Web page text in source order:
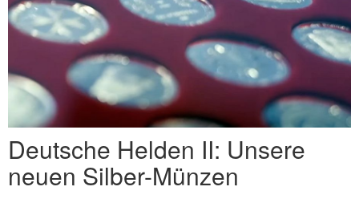
Deutsche Helden II: Unsere
neuen Silber-Münzen